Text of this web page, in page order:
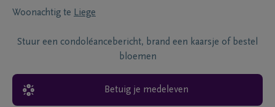
Woonachtig te Liege
Stuur een condoléancebericht, brand een kaarsje of bestel
bloemen
Betuig je medeleven